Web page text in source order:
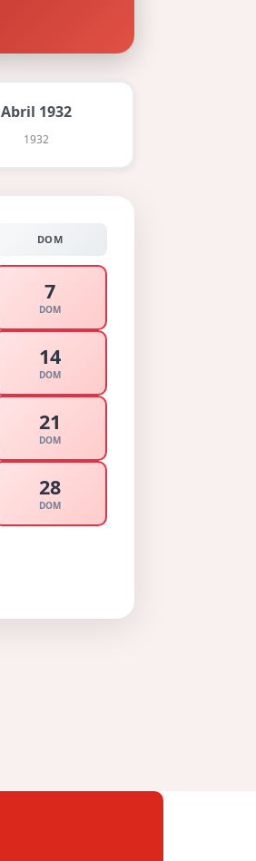
Abril 1932
1932
DOM
7
DOM
14
DOM
21
DOM
28
DOM